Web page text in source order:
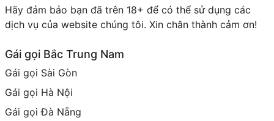
Hãy đảm bảo bạn đã trên 18+ để có thể sử dụng các
dịch vụ của website chúng tôi. Xin chân thành cảm ơn!
Gái gọi Bắc Trung Nam
Gái gọi Sài Gòn
Gái gọi Hà Nội
Gái gọi Đà Nẵng